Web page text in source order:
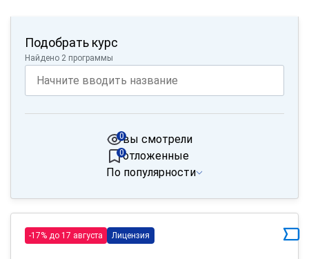
Подобрать курс
Найдено 2 программы
вы смотрели
0
отложенные
0
По популярности
-17% до 17 августа Лицензия